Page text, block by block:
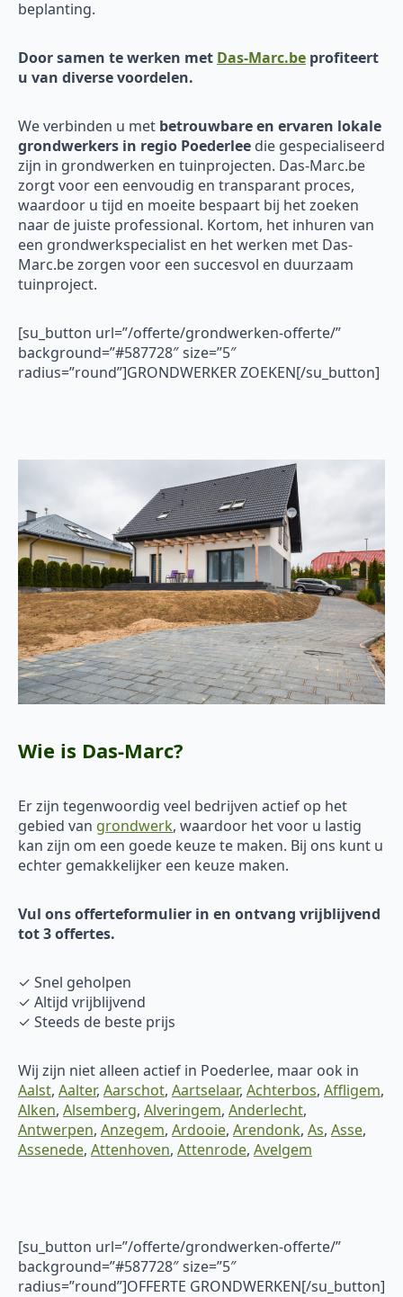
beplanting.
Door samen te werken met Das-Marc.be profiteert
u van diverse voordelen.
We verbinden u met betrouwbare en ervaren lokale
grondwerkers in regio Poederlee die gespecialiseerd
zijn in grondwerken en tuinprojecten. Das-Marc.be
zorgt voor een eenvoudig en transparant proces,
waardoor u tijd en moeite bespaart bij het zoeken
naar de juiste professional. Kortom, het inhuren van
een grondwerkspecialist en het werken met Das-
Marc.be zorgen voor een succesvol en duurzaam
tuinproject.
[su_button url=”/offerte/grondwerken-offerte/”
background=”#587728″ size=”5″
radius=”round”]GRONDWERKER ZOEKEN[/su_button]
Wie is Das-Marc?
Er zijn tegenwoordig veel bedrijven actief op het
gebied van grondwerk, waardoor het voor u lastig
kan zijn om een goede keuze te maken. Bij ons kunt u
echter gemakkelijker een keuze maken.
Vul ons offerteformulier in en ontvang vrijblijvend
tot 3 offertes.
✓ Snel geholpen
✓ Altijd vrijblijvend
✓ Steeds de beste prijs
Wij zijn niet alleen actief in Poederlee, maar ook in
Aalst, Aalter, Aarschot, Aartselaar, Achterbos, Affligem,
Alken, Alsemberg, Alveringem, Anderlecht,
Antwerpen, Anzegem, Ardooie, Arendonk, As, Asse,
Assenede, Attenhoven, Attenrode, Avelgem
[su_button url=”/offerte/grondwerken-offerte/”
background=”#587728″ size=”5″
radius=”round”]OFFERTE GRONDWERKEN[/su_button]